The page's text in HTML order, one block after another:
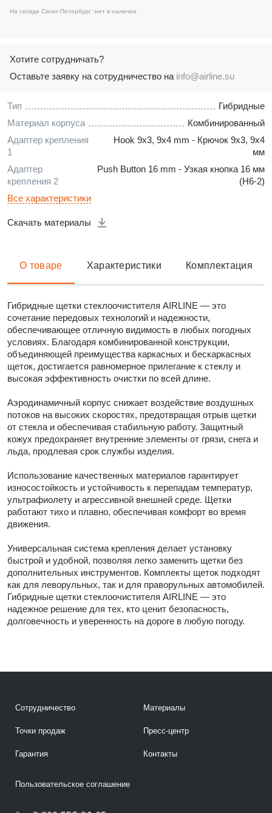
Тип
Гибридные
Материал корпуса
Комбинированный
Адаптер крепления
1
Hook 9x3, 9x4 mm - Крючок 9x3, 9x4
мм
Адаптер
крепления 2
Push Button 16 mm - Узкая кнопка 16 мм
(H6-2)
Все характеристики
Скачать материалы
На складе Санкт-Петербург :нет в наличии
Хотите сотрудничать?
Оставьте заявку на сотрудничество на info@airline.su
О товаре Характеристики Комплектация
Гибридные щетки стеклоочистителя AIRLINE — это
сочетание передовых технологий и надежности,
обеспечивающее отличную видимость в любых погодных
условиях. Благодаря комбинированной конструкции,
объединяющей преимущества каркасных и бескаркасных
щеток, достигается равномерное прилегание к стеклу и
высокая эффективность очистки по всей длине.
Аэродинамичный корпус снижает воздействие воздушных
потоков на высоких скоростях, предотвращая отрыв щетки
от стекла и обеспечивая стабильную работу. Защитный
кожух предохраняет внутренние элементы от грязи, снега и
льда, продлевая срок службы изделия.
Использование качественных материалов гарантирует
износостойкость и устойчивость к перепадам температур,
ультрафиолету и агрессивной внешней среде. Щетки
работают тихо и плавно, обеспечивая комфорт во время
движения.
Универсальная система крепления делает установку
быстрой и удобной, позволяя легко заменить щетки без
дополнительных инструментов. Комплекты щеток подходят
как для леворульных, так и для праворульных автомобилей.
Гибридные щетки стеклоочистителя AIRLINE — это
надежное решение для тех, кто ценит безопасность,
долговечность и уверенность на дороге в любую погоду.
Сотрудничество
Точки продаж
Гарантия
Материалы
Пресс-центр
Контакты
Пользовательское соглашение